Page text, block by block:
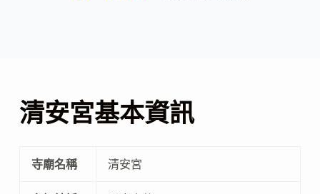
清安宮基本資訊
寺廟名稱 清安宮